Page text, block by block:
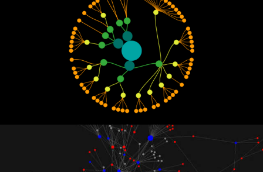
Wikifémia : La réseau des computer